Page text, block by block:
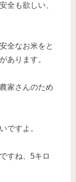
全も欲しい、
全なお米をと
あります。
家さんのため
ですよ。
すね、5キロ